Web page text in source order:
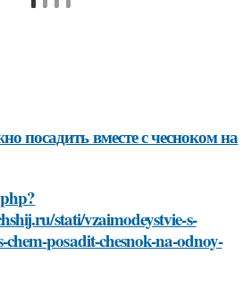
посадить вместе с чесноком на
stati/vzaimodeystvie-s-
posadit-chesnok-na-odnoy-